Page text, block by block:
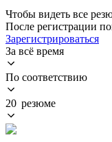
Чтобы видеть все
После регистрации
Зарегистрироваться
За всё время
По соответствию
20 резюме